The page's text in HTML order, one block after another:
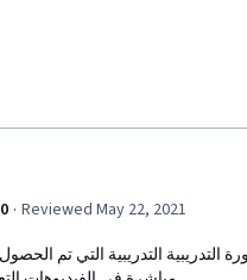
· Reviewed May 22, 2021
التدريبية التدريبية التي تم